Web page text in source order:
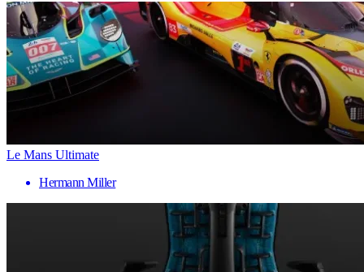
Le Mans Ultimate
Hermann Miller